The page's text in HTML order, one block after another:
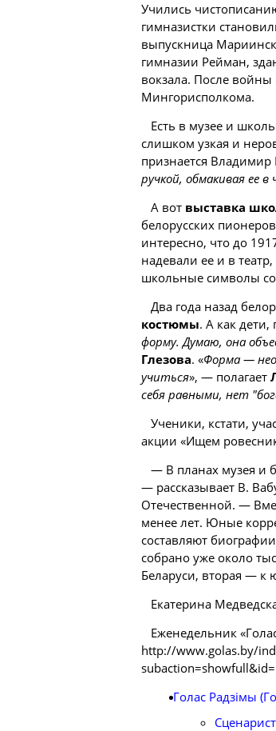
Учились
гимназистки
выпускница
гимназии Рейман,
вокзала. После
Мингорисполкома.
Есть в музее и
слишком узкая и
признается
ручкой, обмакивая ее
А вот выставка
белорусских
интересно, что до
надевали ее и в
школьные символы
Два года назад
костюмы. А как
форму. Думаю, она
Глезова. «Форма —
учиться», — полагает
себя равными, нет
Ученики, кстати,
акции «Ищем
— В планах музея и
— рассказывает В.
Отечественной. —
менее лет. Юные
составляют
собрано уже около
Беларуси, вторая —
Екатерина
Еженедельник
http://www.golas.by/
Голас Радзімы